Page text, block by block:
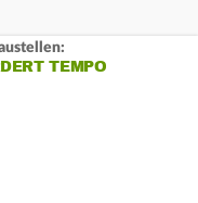
TEMPO